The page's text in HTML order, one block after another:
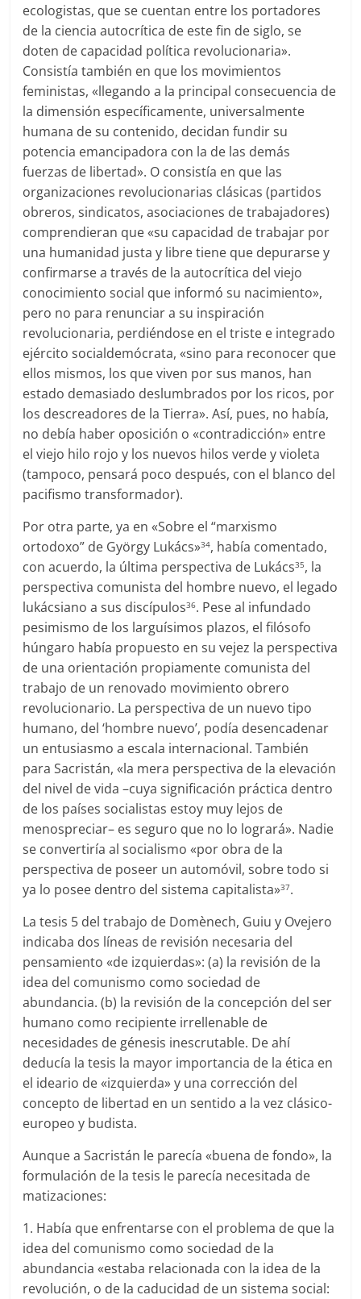
ecologistas, que se cuentan entre los portadores
de la ciencia autocrítica de este fin de siglo, se
doten de capacidad política revolucionaria».
Consistía también en que los movimientos
feministas, «llegando a la principal consecuencia de
la dimensión específicamente, universalmente
humana de su contenido, decidan fundir su
potencia emancipadora con la de las demás
fuerzas de libertad». O consistía en que las
organizaciones revolucionarias clásicas (partidos
obreros, sindicatos, asociaciones de trabajadores)
comprendieran que «su capacidad de trabajar por
una humanidad justa y libre tiene que depurarse y
confirmarse a través de la autocrítica del viejo
conocimiento social que informó su nacimiento»,
pero no para renunciar a su inspiración
revolucionaria, perdiéndose en el triste e integrado
ejército socialdemócrata, «sino para reconocer que
ellos mismos, los que viven por sus manos, han
estado demasiado deslumbrados por los ricos, por
los descreadores de la Tierra». Así, pues, no había,
no debía haber oposición o «contradicción» entre
el viejo hilo rojo y los nuevos hilos verde y violeta
(tampoco, pensará poco después, con el blanco del
pacifismo transformador).
Por otra parte, ya en «Sobre el “marxismo
ortodoxo” de György Lukács»34, había comentado,
con acuerdo, la última perspectiva de Lukács35, la
perspectiva comunista del hombre nuevo, el legado
lukácsiano a sus discípulos36. Pese al infundado
pesimismo de los larguísimos plazos, el filósofo
húngaro había propuesto en su vejez la perspectiva
de una orientación propiamente comunista del
trabajo de un renovado movimiento obrero
revolucionario. La perspectiva de un nuevo tipo
humano, del ‘hombre nuevo’, podía desencadenar
un entusiasmo a escala internacional. También
para Sacristán, «la mera perspectiva de la elevación
del nivel de vida –cuya significación práctica dentro
de los países socialistas estoy muy lejos de
menospreciar– es seguro que no lo logrará». Nadie
se convertiría al socialismo «por obra de la
perspectiva de poseer un automóvil, sobre todo si
ya lo posee dentro del sistema capitalista»37.
La tesis 5 del trabajo de Domènech, Guiu y Ovejero
indicaba dos líneas de revisión necesaria del
pensamiento «de izquierdas»: (a) la revisión de la
idea del comunismo como sociedad de
abundancia. (b) la revisión de la concepción del ser
humano como recipiente irrellenable de
necesidades de génesis inescrutable. De ahí
deducía la tesis la mayor importancia de la ética en
el ideario de «izquierda» y una corrección del
concepto de libertad en un sentido a la vez clásico-
europeo y budista.
Aunque a Sacristán le parecía «buena de fondo», la
formulación de la tesis le parecía necesitada de
matizaciones:
1. Había que enfrentarse con el problema de que la
idea del comunismo como sociedad de la
abundancia «estaba relacionada con la idea de la
revolución, o de la caducidad de un sistema social: